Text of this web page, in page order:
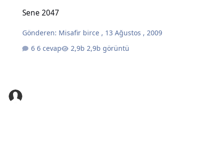
Sene 2047
Gönderen: Misafir birce , 13 Ağustos , 2009
6 cevap
2,9b görüntü